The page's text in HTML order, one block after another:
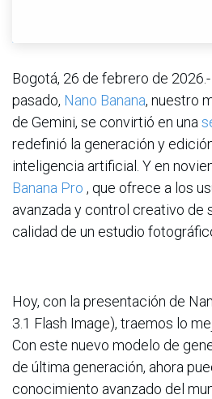
Bogotá, 26 de febrero de
pasado, Nano Banana, nuestro
de Gemini, se convirtió en una
redefinió la generación y
inteligencia artificial. Y en
Banana Pro , que ofrece a los
avanzada y control creativo de
calidad de un estudio
Hoy, con la presentación de
3.1 Flash Image), traemos lo
Con este nuevo modelo de
de última generación, ahora
conocimiento avanzado del